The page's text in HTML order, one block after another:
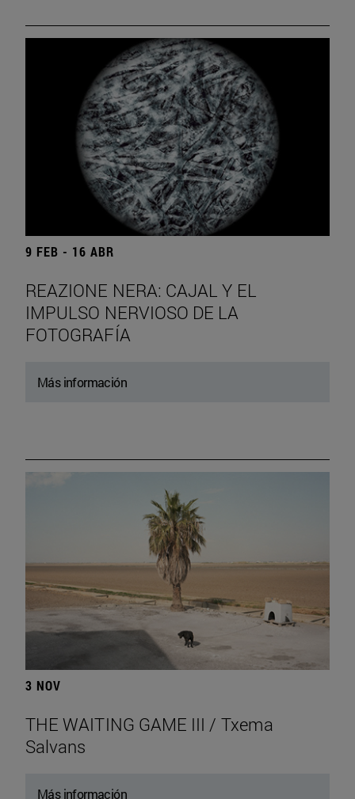
9 FEB - 16 ABR
REAZIONE NERA: CAJAL Y EL
IMPULSO NERVIOSO DE LA
FOTOGRAFÍA
Más información
3 NOV
THE WAITING GAME III / Txema
Salvans
Más información